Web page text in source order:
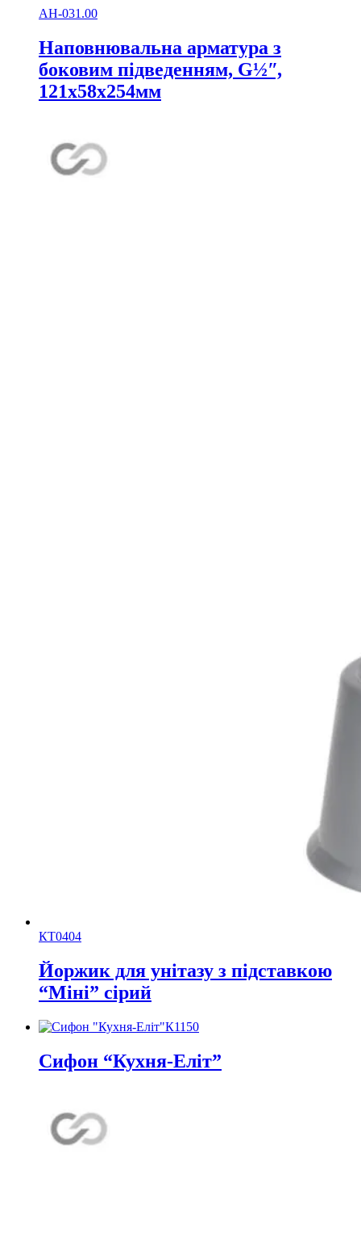
АН-031.00
Наповнювальна арматура з
боковим підведенням, G½ʺ,
121х58х254мм
КТ0404
Йоржик для унітазу з підставкою
“Міні” сірий
К1150
Сифон “Кухня-Еліт”